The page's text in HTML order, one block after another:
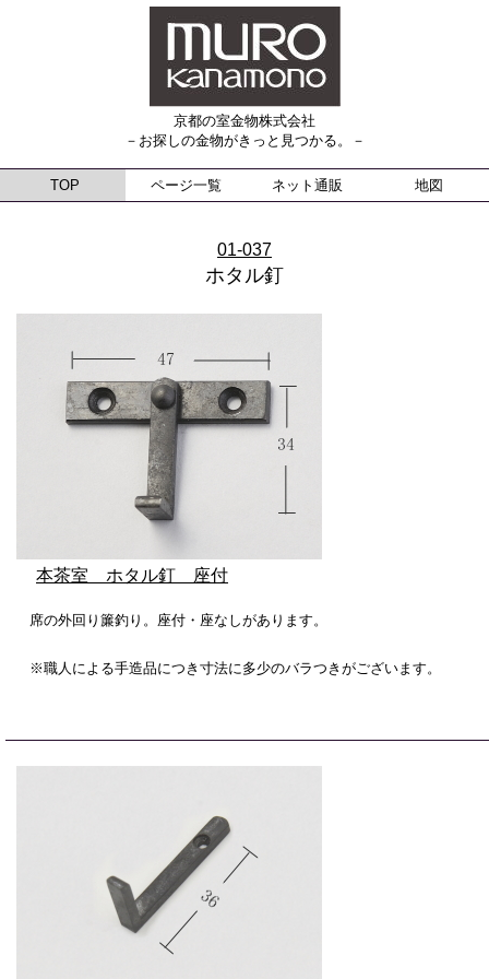
京都の室金物株式会社
－お探しの金物がきっと見つかる。－
TOP ページ一覧 ネット通販 地図
01-037
ホタル釘
本茶室 ホタル釘 座付
席の外回り簾釣り。座付・座なしがあります。
※職人による手造品につき寸法に多少のバラつきがございます。